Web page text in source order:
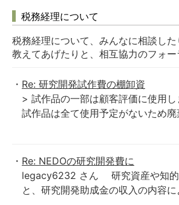
税務経理について
税務経理について、みんなに相談し
教えてあげたりと、相互協力のフォー
Re: 研究開発試作費の棚卸資
> 試作品の一部は顧客評価に使用
試作品は全て使用予定がないため
Re: NEDOの研究開発費に
legacy6232 さん 研究資産や知的
と、研究開発助成金の収入の内容に